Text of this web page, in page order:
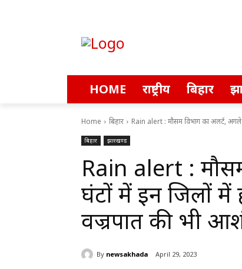
HOME राष्ट्रीय बिहार
Home बिहार Rain alert : मौसम विभाग का अलर्ट,
बिहार झारखण्ड
Rain alert :
घंटों में इन जिलों में
वज्रपात की भी
By newsakhada April 29, 2023